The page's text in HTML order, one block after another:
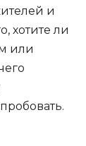
и
хотите ли
или